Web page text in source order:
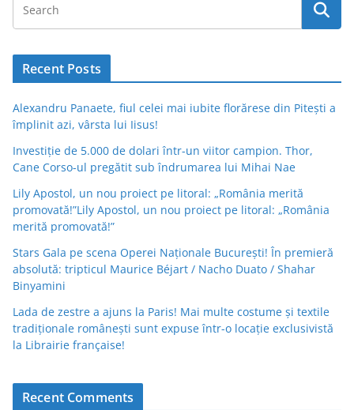
Recent Posts
Alexandru Panaete, fiul celei mai iubite florărese din Pitești a
împlinit azi, vârsta lui Iisus!
Investiție de 5.000 de dolari într-un viitor campion. Thor,
Cane Corso-ul pregătit sub îndrumarea lui Mihai Nae
Lily Apostol, un nou proiect pe litoral: „România merită
promovată!”Lily Apostol, un nou proiect pe litoral: „România
merită promovată!”
Stars Gala pe scena Operei Naționale București! În premieră
absolută: tripticul Maurice Béjart / Nacho Duato / Shahar
Binyamini
Lada de zestre a ajuns la Paris! Mai multe costume și textile
tradiționale românești sunt expuse într-o locație exclusivistă
la Librairie française!
Recent Comments